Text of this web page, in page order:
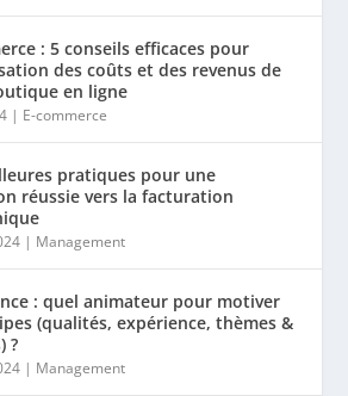
: 5 conseils efficaces pour
des coûts et des revenus de
en ligne
| E-commerce
pratiques pour une
réussie vers la facturation
| Management
: quel animateur pour motiver
(qualités, expérience, thèmes &
?
| Management